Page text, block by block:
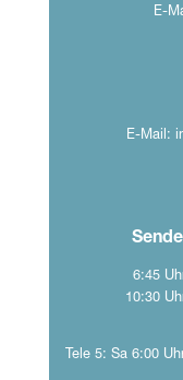
E-
E-Mail:
6:45
10:30
Tele 5: Sa 6:00